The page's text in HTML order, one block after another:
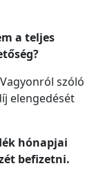
a teljes
szóló
elengedését
hónapjai
befizetni.